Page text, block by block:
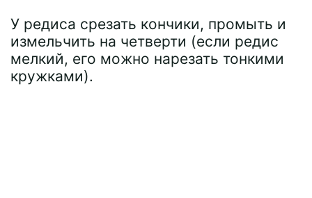
У редиса срезать кончики, промыть и
измельчить на четверти (если редис
мелкий, его можно нарезать тонкими
кружками).